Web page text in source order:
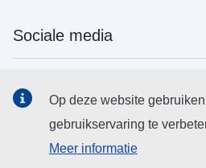
Sociale media
EU-instellingen en -organen
Op deze website
gebruikservaring te
Meer informatie